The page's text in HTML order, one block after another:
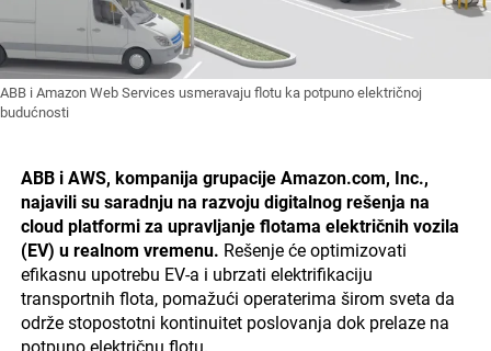
ABB i Amazon Web Services usmeravaju flotu ka potpuno električnoj
budućnosti
ABB i AWS, kompanija grupacije Amazon.com, Inc.,
najavili su saradnju na razvoju digitalnog rešenja na
cloud platformi za upravljanje flotama električnih vozila
(EV) u realnom vremenu. Rešenje će optimizovati
efikasnu upotrebu EV-a i ubrzati elektrifikaciju
transportnih flota, pomažući operaterima širom sveta da
održe stopostotni kontinuitet poslovanja dok prelaze na